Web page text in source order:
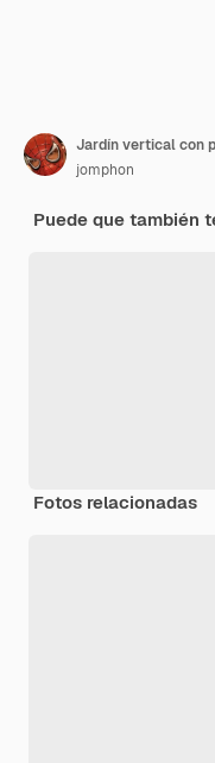
Jardín vertical con
jomphon
Puede que también
Fotos relacionadas